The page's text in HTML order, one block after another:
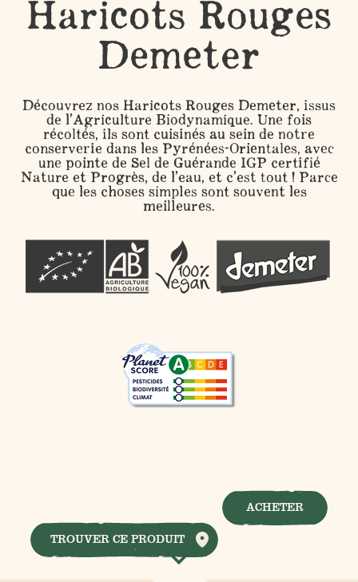
Haricots Rouges
Demeter
Découvrez nos Haricots Rouges Demeter, issus
de l’Agriculture Biodynamique. Une fois
récoltés, ils sont cuisinés au sein de notre
conserverie dans les Pyrénées-Orientales, avec
une pointe de Sel de Guérande IGP certifié
Nature et Progrès, de l’eau, et c’est tout ! Parce
que les choses simples sont souvent les
meilleures.
TROUVER CE PRODUIT
ACHETER